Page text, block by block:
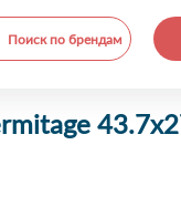
Поиск по брендам